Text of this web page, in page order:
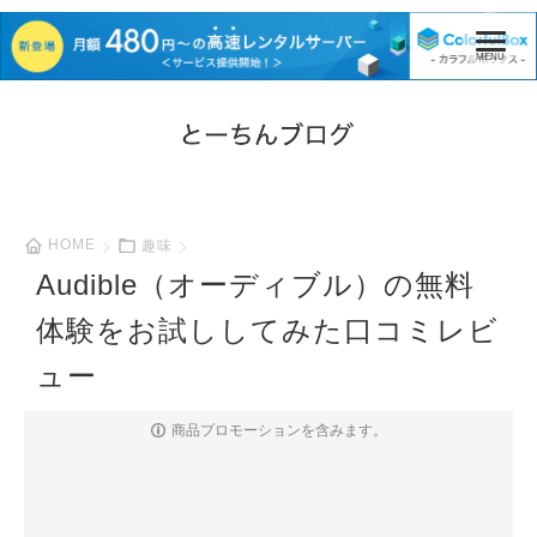
HOME 趣味
Audible（オーディブル）の無料
体験をお試ししてみた口コミレビ
ュー
商品プロモーションを含みます。